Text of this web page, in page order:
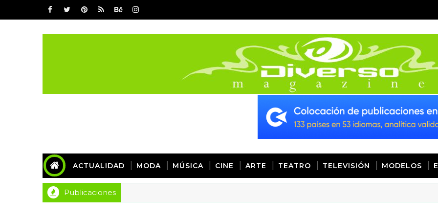
ACTUALIDAD MODA MÚSICA CINE ARTE TEATRO TELEVISIÓN MODELOS
Publicaciones